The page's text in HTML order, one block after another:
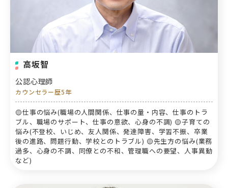
高坂智
公認心理師
カウンセラー歴5年
🟡仕事の悩み(職場の人間関係、仕事の量・内容、仕事のトラ
ブル、職場のサポート、仕事の意欲、心身の不調) 🟡子育ての
悩み(不登校、いじめ、友人関係、発達障害、学習不振、卒業
後の進路、問題行動、学校とのトラブル) 🟡先生方の悩み(業務
過多、心身の不調、同僚との不和、管理職への要望、人事異動
など)